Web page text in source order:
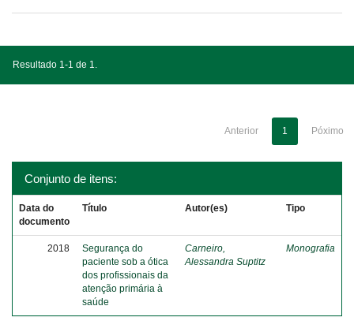
Resultado 1-1 de 1.
Anterior 1 Póximo
Conjunto de itens:
Data do
documento
Título Autor(es) Tipo
2018
Segurança do
paciente sob a ótica
dos profissionais da
atenção primária à
saúde
Carneiro,
Alessandra Suptitz
Monografia